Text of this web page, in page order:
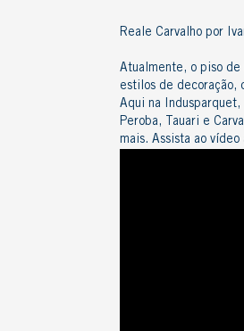
Reale Carvalho por
Atualmente, o piso de
estilos de decoração,
Aqui na Indusparquet,
Peroba , Tauari e
mais. Assista ao